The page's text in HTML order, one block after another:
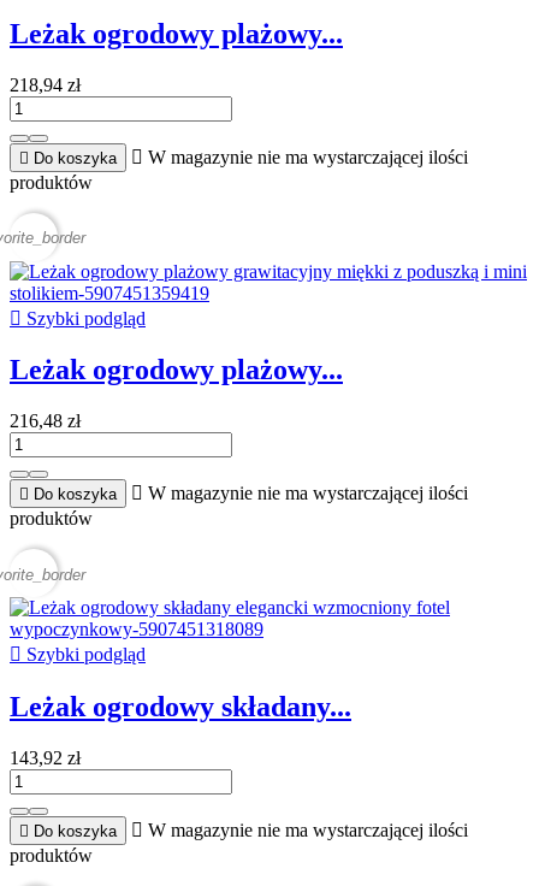
Leżak ogrodowy plażowy...
218,94 zł
 Do koszyka  W magazynie nie ma wystarczającej ilości
produktów
 Szybki podgląd
Leżak ogrodowy plażowy...
216,48 zł
 Do koszyka  W magazynie nie ma wystarczającej ilości
produktów
 Szybki podgląd
Leżak ogrodowy składany...
143,92 zł
 Do koszyka  W magazynie nie ma wystarczającej ilości
produktów